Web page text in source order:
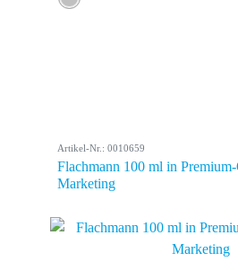
Artikel-Nr.: 0010659
Flachmann 100 ml in
Marketing